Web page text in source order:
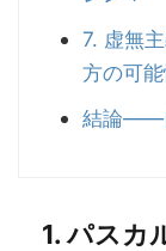
7. 虚無
方の可
結論――
1. パスカ